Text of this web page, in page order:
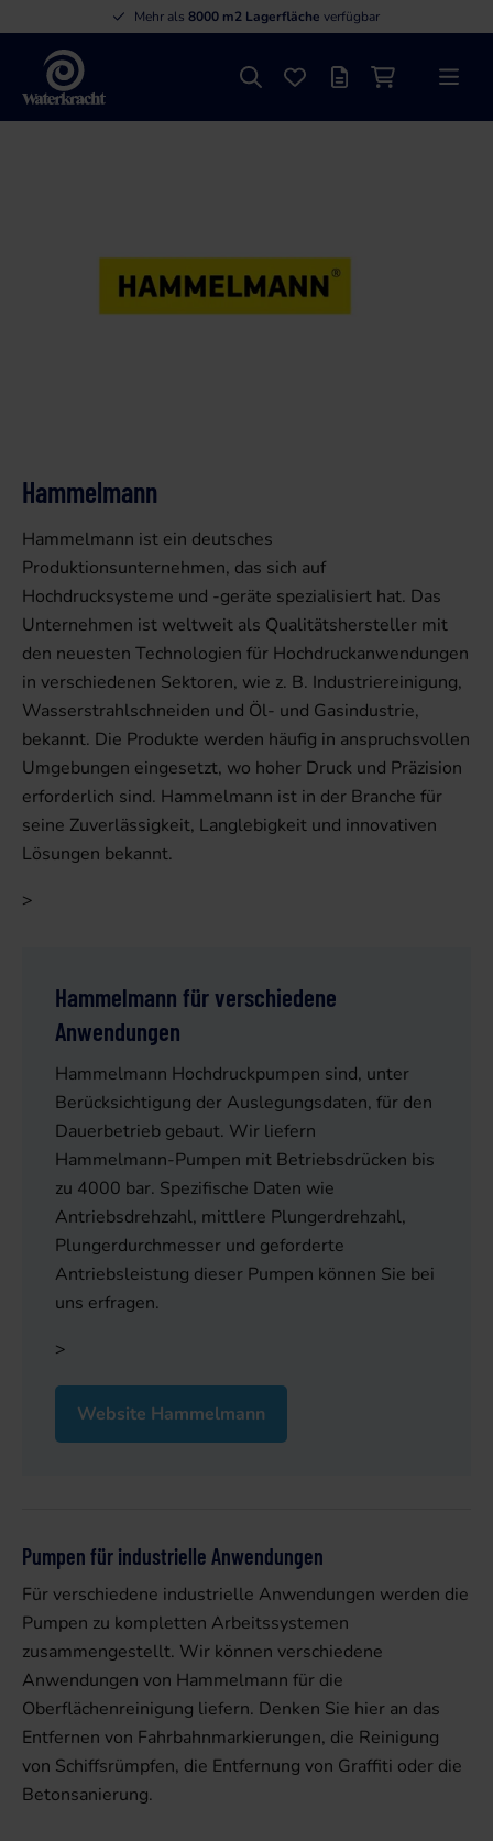
Mehr als8000 m2 Lagerfläche verfügbar
Waterkracht
SucheFavoritenAngebotslisteMenü
Hammelmann
Hammelmann ist ein deutsches
Produktionsunternehmen, das sich auf
Hochdrucksysteme und -geräte spezialisiert hat. Das
Unternehmen ist weltweit als Qualitätshersteller mit
den neuesten Technologien für Hochdruckanwendungen
in verschiedenen Sektoren, wie z. B. Industriereinigung,
Wasserstrahlschneiden und Öl- und Gasindustrie,
bekannt. Die Produkte werden häufig in anspruchsvollen
Umgebungen eingesetzt, wo hoher Druck und Präzision
erforderlich sind. Hammelmann ist in der Branche für
seine Zuverlässigkeit, Langlebigkeit und innovativen
Lösungen bekannt.
>
Hammelmann für verschiedene
Anwendungen
Hammelmann Hochdruckpumpen sind, unter
Berücksichtigung der Auslegungsdaten, für den
Dauerbetrieb gebaut. Wir liefern
Hammelmann-Pumpen mit Betriebsdrücken bis
zu 4000 bar. Spezifische Daten wie
Antriebsdrehzahl, mittlere Plungerdrehzahl,
Plungerdurchmesser und geforderte
Antriebsleistung dieser Pumpen können Sie bei
uns erfragen.
>
Website Hammelmann
Pumpen für industrielle Anwendungen
Für verschiedene industrielle Anwendungen werden die
Pumpen zu kompletten Arbeitssystemen
zusammengestellt. Wir können verschiedene
Anwendungen von Hammelmann für die
Oberflächenreinigung liefern. Denken Sie hier an das
Entfernen von Fahrbahnmarkierungen, die Reinigung
von Schiffsrümpfen, die Entfernung von Graffiti oder die
Betonsanierung.